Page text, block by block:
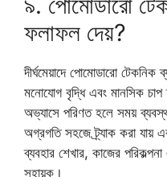
ফলাফল দেয়?
দীর্ঘমেয়াদে পোমোডারো টেকনিক
মনোযোগ বৃদ্ধি এবং মানসিক চাপ
অভ্যাসে পরিণত হলে সময়
অগ্রগতি সহজে ট্র্যাক করা যায়
ব্যবহার শেখার, কাজের
সহায়ক।